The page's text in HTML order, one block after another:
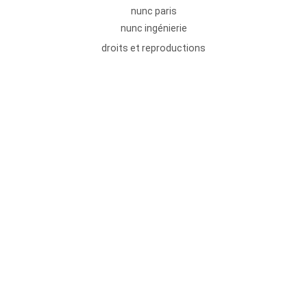
nunc paris
nunc ingénierie
droits et reproductions